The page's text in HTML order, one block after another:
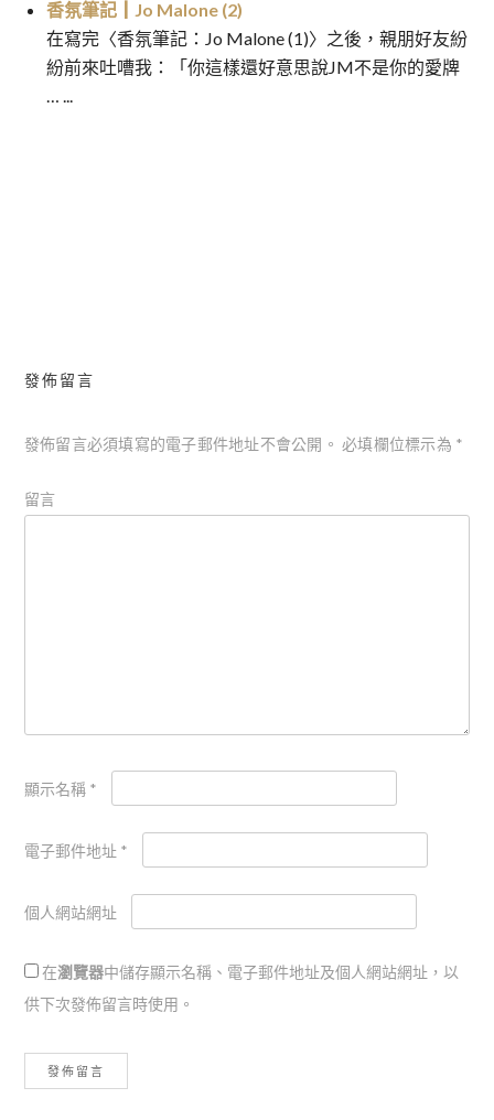
香氛筆記┃Jo Malone (2)
在寫完〈香氛筆記：Jo Malone (1)〉之後，親朋好友紛
紛前來吐嘈我：「你這樣還好意思說JM不是你的愛牌
… ...
發佈留言
發佈留言必須填寫的電子郵件地址不會公開。 必填欄位標示為 *
留言
顯示名稱 *
電子郵件地址 *
個人網站網址
在瀏覽器中儲存顯示名稱、電子郵件地址及個人網站網址，以
供下次發佈留言時使用。